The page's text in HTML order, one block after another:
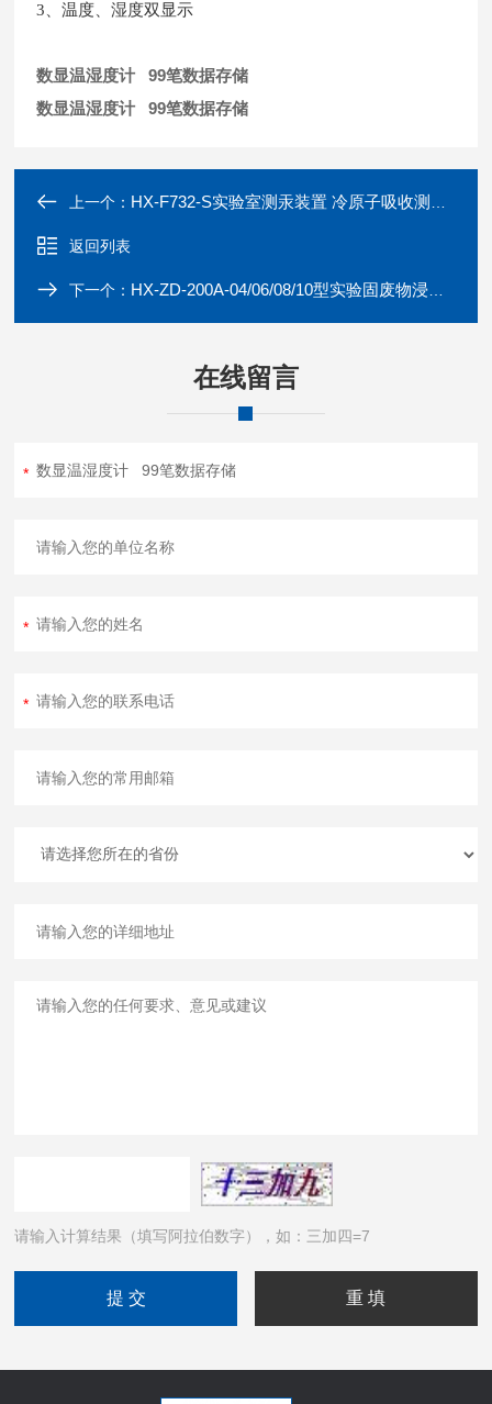
3、温度、湿度双显示
数显温湿度计 99笔数据存储
数显温湿度计 99笔数据存储
上一个： HX-F732-S实验室测汞装置 冷原子吸收测汞仪
返回列表
下一个： HX-ZD-200A-04/06/08/10型实验固废物浸出设备 水平振荡器
在线留言
请输入计算结果（填写阿拉伯数字），如：三加四=7